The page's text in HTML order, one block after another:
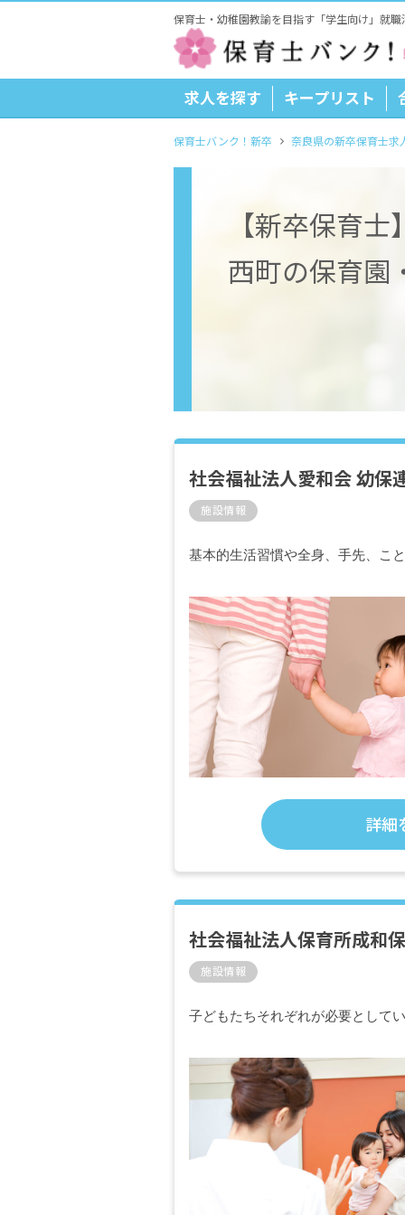
保育士・幼稚園教諭を目指す「学生向け」就職
求人を探す キープリスト
保育士バンク！新卒 奈良県の新卒保育士求
【新卒保育
西町の保育園
社会福祉法人愛和会 幼保
施設情報
基本的生活習慣や全身、手先、こ
詳細
社会福祉法人保育所成和
施設情報
子どもたちそれぞれが必要として